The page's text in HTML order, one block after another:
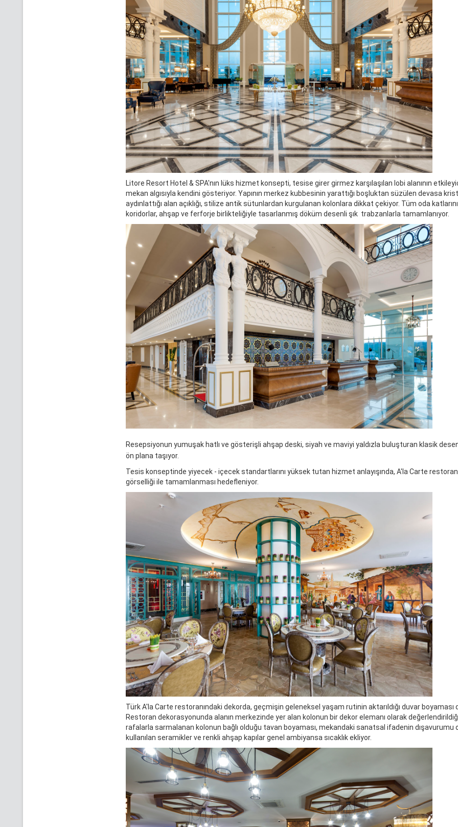
Litore Resort Hotel & SPA'nın lüks hizmet konsepti, tesise girer girmez karşılaşılan lobi alanının
mekan algısıyla kendini gösteriyor. Yapının merkez kubbesinin yarattığı boşluktan süzülen devasa
aydınlattığı alan açıklığı, stilize antik sütunlardan kurgulanan kolonlara dikkat çekiyor. Tüm oda katlarının
koridorlar, ahşap ve ferforje birlikteliğiyle tasarlanmış döküm desenli şık trabzanlarla tamamlanıyor.
Resepsiyonun yumuşak hatlı ve gösterişli ahşap deski, siyah ve maviyi yaldızla buluşturan klasik
ön plana taşıyor.
Tesis konseptinde yiyecek - içecek standartlarını yüksek tutan hizmet anlayışında, A'la Carte
görselliği ile tamamlanması hedefleniyor.
Türk A'la Carte restoranındaki dekorda, geçmişin geleneksel yaşam rutinin aktarıldığı duvar boyaması
Restoran dekorasyonunda alanın merkezinde yer alan kolonun bir dekor elemanı olarak
rafalarla sarmalanan kolonun bağlı olduğu tavan boyaması, mekandaki sanatsal ifadenin dışavurumu
kullanılan seramikler ve renkli ahşap kapılar genel ambiyansa sıcaklık ekliyor.